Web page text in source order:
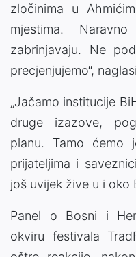
zločinima u
mjestima.
zabrinjavaju. Ne
precjenjujemo“,
„Jačamo institucije
druge izazove,
planu. Tamo ćemo
prijateljima i
još uvijek žive u i oko
Panel o Bosni i
okviru festivala